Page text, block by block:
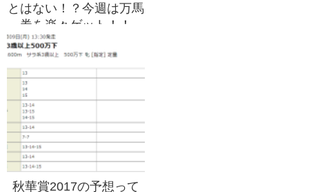
とはない！？今週は万馬
券を楽々ゲット！！
秋華賞2017の予想って